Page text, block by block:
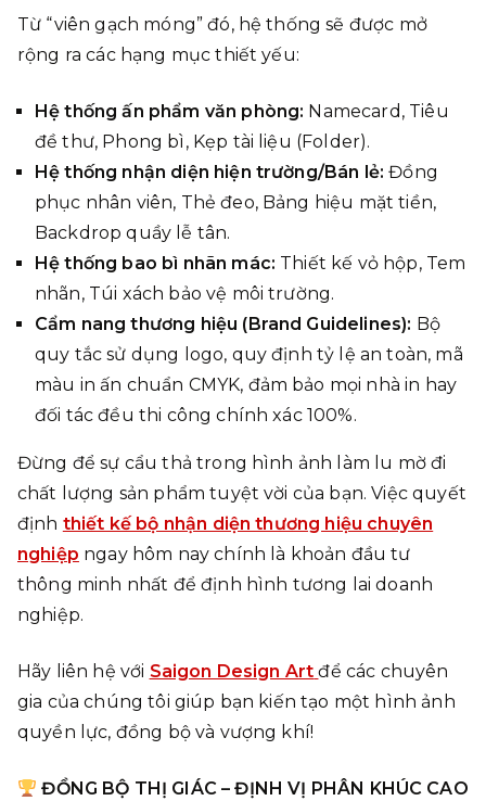
Từ “viên gạch móng” đó, hệ thống sẽ được mở
rộng ra các hạng mục thiết yếu:
Hệ thống ấn phẩm văn phòng: Namecard, Tiêu
đề thư, Phong bì, Kẹp tài liệu (Folder).
Hệ thống nhận diện hiện trường/Bán lẻ: Đồng
phục nhân viên, Thẻ đeo, Bảng hiệu mặt tiền,
Backdrop quầy lễ tân.
Hệ thống bao bì nhãn mác: Thiết kế vỏ hộp, Tem
nhãn, Túi xách bảo vệ môi trường.
Cẩm nang thương hiệu (Brand Guidelines): Bộ
quy tắc sử dụng logo, quy định tỷ lệ an toàn, mã
màu in ấn chuẩn CMYK, đảm bảo mọi nhà in hay
đối tác đều thi công chính xác 100%.
Đừng để sự cẩu thả trong hình ảnh làm lu mờ đi
chất lượng sản phẩm tuyệt vời của bạn. Việc quyết
định thiết kế bộ nhận diện thương hiệu chuyên
nghiệp ngay hôm nay chính là khoản đầu tư
thông minh nhất để định hình tương lai doanh
nghiệp.
Hãy liên hệ với Saigon Design Art để các chuyên
gia của chúng tôi giúp bạn kiến tạo một hình ảnh
quyền lực, đồng bộ và vượng khí!
ĐỒNG BỘ THỊ GIÁC – ĐỊNH VỊ PHÂN KHÚC CAO